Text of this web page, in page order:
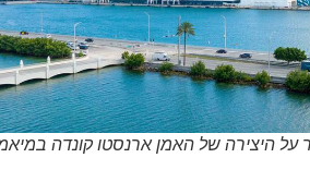
היצירה של האמן ארנסטו קונדה במיאמי.